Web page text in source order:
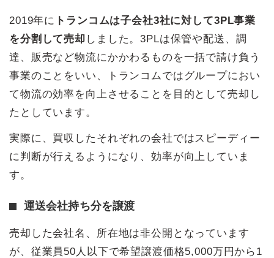
2019年に トランコムは子会社3社に対して3PL事業
を分割して売却 しました。3PLは保管や配送、調
達、販売など物流にかかわるものを一括で請け負う
事業のことをいい、トランコムではグループにおい
て物流の効率を向上させることを目的として売却し
たとしています。
実際に、買収したそれぞれの会社ではスピーディー
に判断が行えるようになり、効率が向上していま
す。
運送会社持ち分を譲渡
売却した会社名、所在地は非公開となっています
が、従業員50人以下で希望譲渡価格5,000万円から1